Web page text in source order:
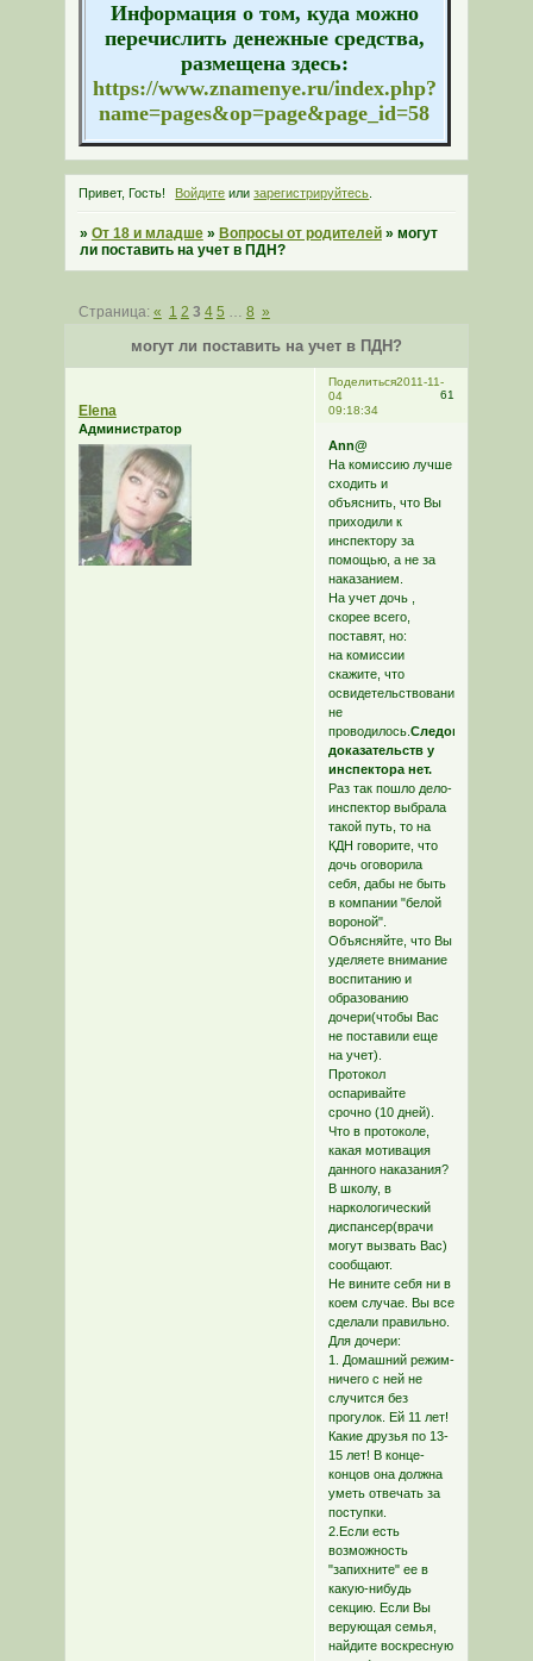
Информация о том, куда можно
перечислить денежные средства,
размещена здесь:
https://www.znamenye.ru/index.php?
name=pages&op=page&page_id=58
Привет, Гость! Войдите илизарегистрируйтесь
» От 18 и младше » Вопросы от родителей » могут
ли поставить на учет в ПДН?
могут ли поставить на учет в ПДН?
Страница: « 1 2 3 4 5 8 »
Поделиться
61
2011-11-
04
09:18:34
Elena
Администратор
Ann@
На комиссию лучше
сходить и
объяснить, что Вы
приходили к
инспектору за
помощью, а не за
наказанием.
На учет дочь ,
скорее всего,
поставят, но:
на комиссии
скажите, что
освидетельствования
не
проводилось. Следовательно
доказательств у
инспектора нет.
Раз так пошло дело-
инспектор выбрала
такой путь, то на
КДН говорите, что
дочь оговорила
себя, дабы не быть
в компании "белой
вороной".
Объясняйте, что Вы
уделяете внимание
воспитанию и
образованию
дочери(чтобы Вас
не поставили еще
на учет).
Протокол
оспаривайте
срочно (10 дней).
Что в протоколе,
какая мотивация
данного наказания?
В школу, в
наркологический
диспансер(врачи
могут вызвать Вас)
сообщают.
Не вините себя ни в
коем случае. Вы все
сделали правильно.
Для дочери:
1. Домашний режим-
ничего с ней не
случится без
прогулок. Ей 11 лет!
Какие друзья по 13-
15 лет! В конце-
концов она должна
уметь отвечать за
поступки.
2.Если есть
возможность
"запихните" ее в
какую-нибудь
секцию. Если Вы
верующая семья,
найдите воскресную